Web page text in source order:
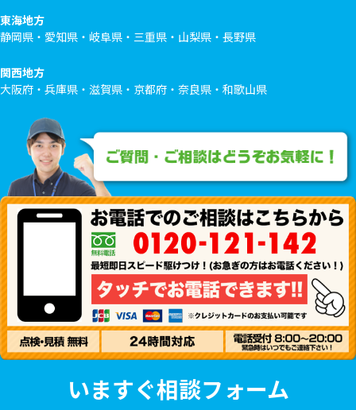
関東地方
神奈川県・東京都・千葉県・埼玉県・茨城県・栃木県・群馬県
東海地方
静岡県・愛知県・岐阜県・三重県・山梨県・長野県
関西地方
大阪府・兵庫県・滋賀県・京都府・奈良県・和歌山県